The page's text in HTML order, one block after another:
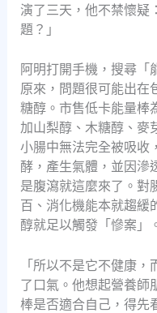
演了三天，他不禁懷疑
題？」
阿明打開手機，搜尋「
原來，問題很可能出
糖醇。市售低卡能量棒
加山梨醇、木糖醇、麥
小腸中無法完全被吸收
酵，產生氣體，並因滲
是腹瀉就這麼來了。對
百、消化機能本就趨緩
醇就足以觸發「慘案」
「所以不是它不健康
了口氣。他想起營養師
棒是否適合自己，得